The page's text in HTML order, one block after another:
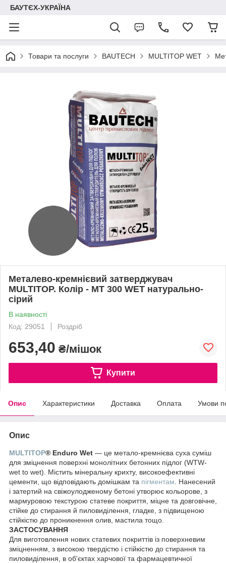
БАУТЄХ-УКРАЇНА
Товари та послуги BAUTECH MULTITOP WET
Металево-кремнієвий затверджувач
MULTITOP. Колір - MT 300 WET натурально-
сірий
В наявності
Код: 29051
Роздріб
653,40 ₴/мішок
Купити
Опис Характеристики Доставка Оплата Умови
Опис
MULTITOP® Enduro Wеt — це метало-кремнієва суха суміш
для зміцнення поверхні монолітних бетонних підлог (WTW-
wet to wet). Містить мінеральну крихту, високоефективні
цементи, що відповідають домішкам та пігментам . Нанесений
і затертий на свіжоулодженому бетоні утворює кольорове, з
мармуровою текстурою статеве покриття, міцне та довговічне,
стійке до стирання й пиловиділення, гладке, з підвищеною
стійкістю до проникнення олив, мастила тощо.
ЗАСТОСУВАННЯ
Для виготовлення нових статевих покриттів із поверхневим
зміцненням, з високою твердістю і стійкістю до стирання та
пиловиділення, в об'єктах харчової та фармацевтичної